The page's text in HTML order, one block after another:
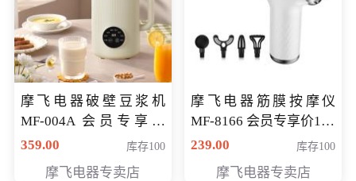
摩飞电器破壁豆浆机
MF-004A 会员专享价
168元
359.00 库存100
摩飞电器专卖店
摩飞电器筋膜按摩仪
MF-8166 会员专享价168
元
239.00 库存100
摩飞电器专卖店